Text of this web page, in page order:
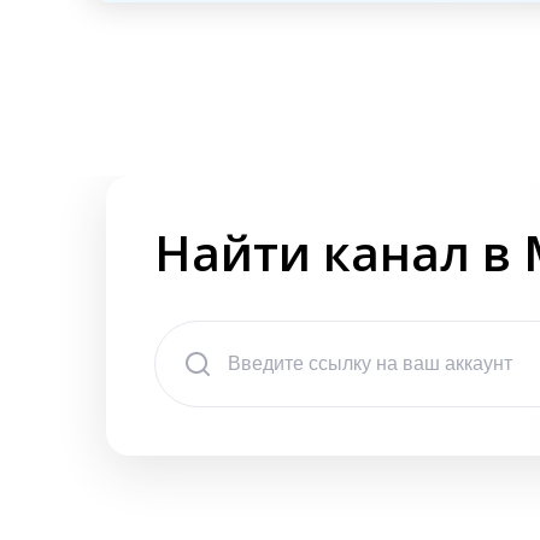
Найти канал в